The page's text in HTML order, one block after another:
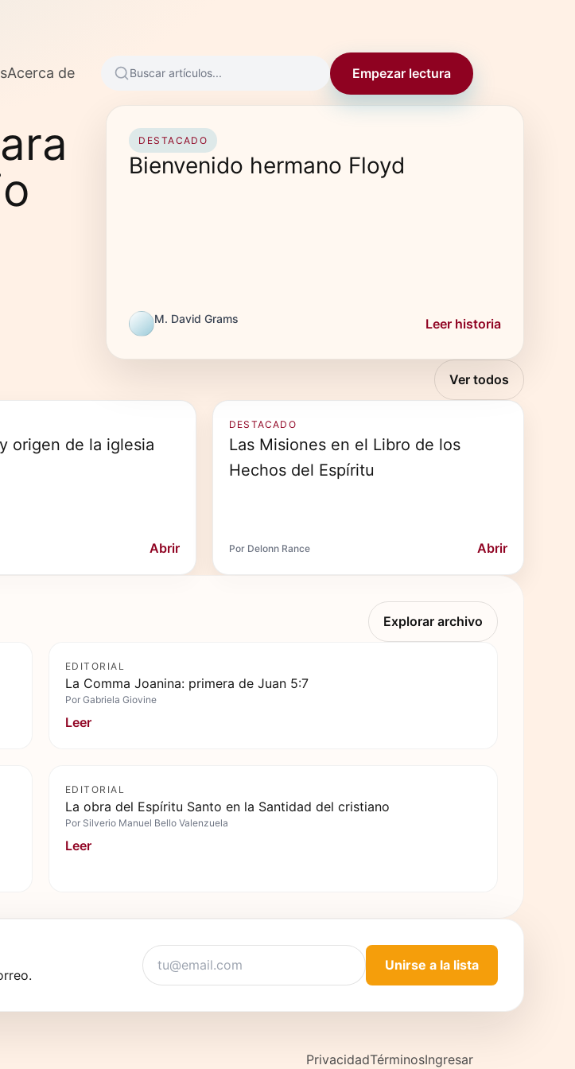
Acerca de Buscar artículos... Empezar lectura
DESTACADO
Bienvenido hermano Floyd
M. David Grams Leer historia
Ver todos
origen de la iglesia
Abrir
DESTACADO
Las Misiones en el Libro de los
Hechos del Espíritu
Por Delonn Rance Abrir
Explorar archivo
EDITORIAL
La Comma Joanina: primera de Juan 5:7
Por Gabriela Giovine
Leer
EDITORIAL
La obra del Espíritu Santo en la Santidad del cristiano
Por Silverio Manuel Bello Valenzuela
Leer
Unirse a la lista
PrivacidadTérminosIngresar